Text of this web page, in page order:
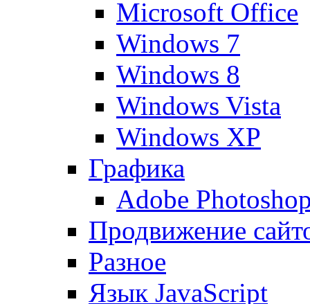
Microsoft Office
Windows 7
Windows 8
Windows Vista
Windows XP
Графика
Adobe
Продвижение
Разное
Язык JavaScript